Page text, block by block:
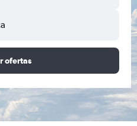
ofertas